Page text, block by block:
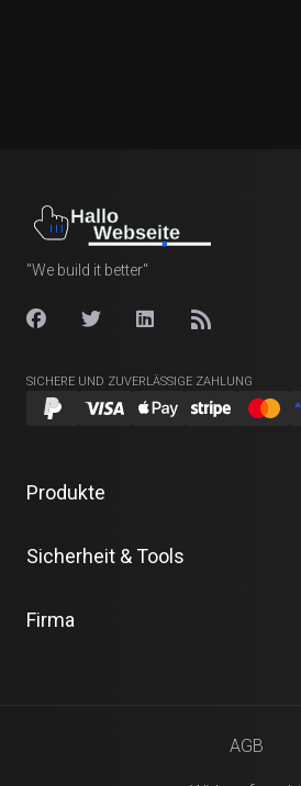
"We build it better"
SICHERE UND ZUVERLÄSSIGE ZAHLUNG
Produkte
Sicherheit & Tools
Firma
AGB